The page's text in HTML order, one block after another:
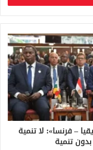
– فرنسا»: لا تنمية
تنمية